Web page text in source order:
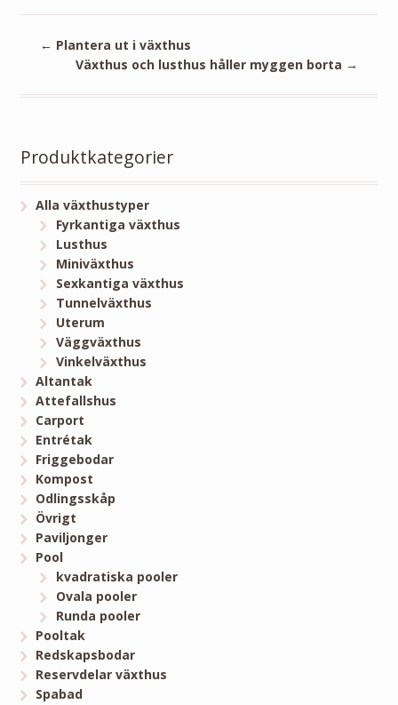
← Plantera ut i växthus
Växthus och lusthus håller myggen borta →
Produktkategorier
Alla växthustyper
Fyrkantiga växthus
Lusthus
Miniväxthus
Sexkantiga växthus
Tunnelväxthus
Uterum
Väggväxthus
Vinkelväxthus
Altantak
Attefallshus
Carport
Entrétak
Friggebodar
Kompost
Odlingsskåp
Övrigt
Paviljonger
Pool
kvadratiska pooler
Ovala pooler
Runda pooler
Pooltak
Redskapsbodar
Reservdelar växthus
Spabad